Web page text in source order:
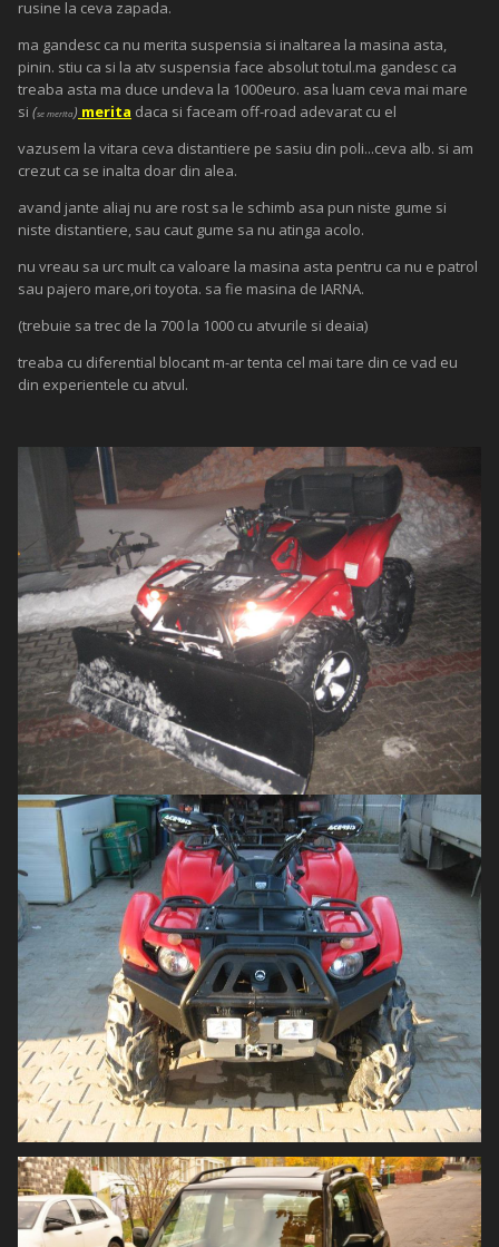
rusine la ceva zapada.
ma gandesc ca nu merita suspensia si inaltarea la masina asta,
pinin. stiu ca si la atv suspensia face absolut totul.ma gandesc ca
treaba asta ma duce undeva la 1000euro. asa luam ceva mai mare
si (se merita) merita daca si faceam off-road adevarat cu el
vazusem la vitara ceva distantiere pe sasiu din poli...ceva alb. si am
crezut ca se inalta doar din alea.
avand jante aliaj nu are rost sa le schimb asa pun niste gume si
niste distantiere, sau caut gume sa nu atinga acolo.
nu vreau sa urc mult ca valoare la masina asta pentru ca nu e patrol
sau pajero mare,ori toyota. sa fie masina de IARNA.
(trebuie sa trec de la 700 la 1000 cu atvurile si deaia)
treaba cu diferential blocant m-ar tenta cel mai tare din ce vad eu
din experientele cu atvul.